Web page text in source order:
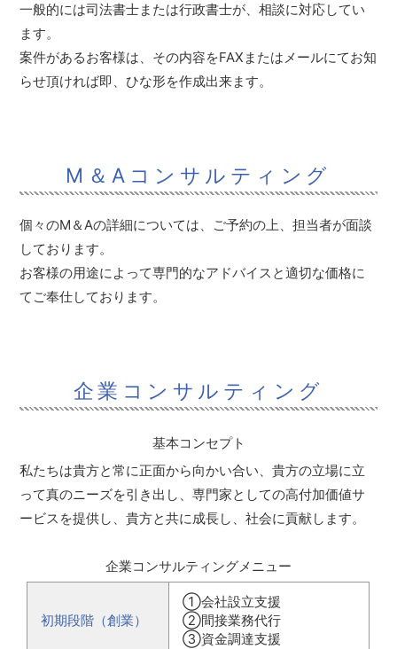
一般的には司法書士または行政書士が、相談に対応してい
ます。
案件があるお客様は、その内容をFAXまたはメールにてお知
らせ頂ければ即、ひな形を作成出来ます。
M＆Aコンサルティング
個々のM＆Aの詳細については、ご予約の上、担当者が面談
しております。
お客様の用途によって専門的なアドバイスと適切な価格に
てご奉仕しております。
企業コンサルティング
基本コンセプト
私たちは貴方と常に正面から向かい合い、貴方の立場に立
って真のニーズを引き出し、専門家としての高付加価値サ
ービスを提供し、貴方と共に成長し、社会に貢献します。
企業コンサルティングメニュー
初期段階（創業）
①会社設立支援
②間接業務代行
③資金調達支援